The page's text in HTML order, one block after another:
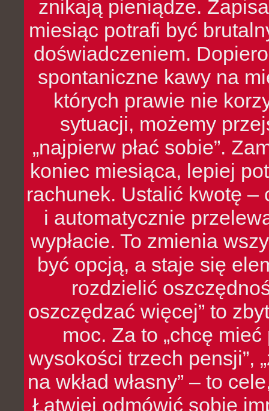
znikają pieniądze.
miesiąc potrafi być
doświadczeniem.
spontaniczne kawy na
których prawie nie
sytuacji, możemy
„najpierw płać sobie”.
koniec miesiąca, lepiej
rachunek. Ustalić kwotę
i automatycznie
wypłacie. To zmienia
być opcją, a staje się
rozdzielić
oszczędzać więcej” to
moc. Za to „chcę
wysokości trzech pensji”,
na wkład własny” – to
Łatwiej odmówić sobie